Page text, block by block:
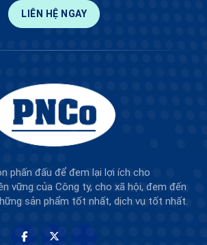
LIÊN HỆ NGAY
phấn đấu để đem lại lợi ích cho
vững của Công ty, cho xã hội, đem đến
sản phẩm tốt nhất, dịch vụ tốt nhất.